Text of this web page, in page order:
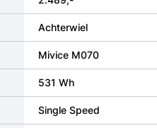
Achterwiel
Mivice M070
531 Wh
Single Speed